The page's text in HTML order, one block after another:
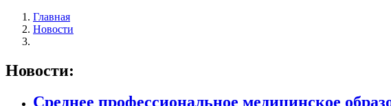
Главная
Новости
Новости:
Среднее профессиональное медицинское